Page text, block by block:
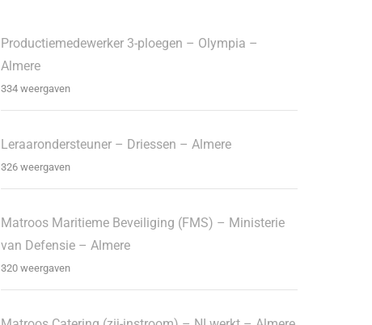
Productiemedewerker 3-ploegen – Olympia –
Almere
334 weergaven
Leraarondersteuner – Driessen – Almere
326 weergaven
Matroos Maritieme Beveiliging (FMS) – Ministerie
van Defensie – Almere
320 weergaven